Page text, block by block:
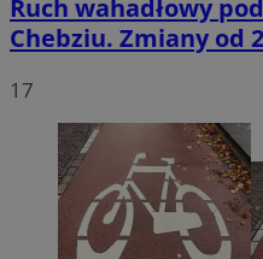
Ruch wahadłowy
Chebziu. Zmiany od
17